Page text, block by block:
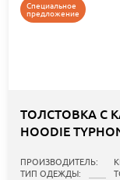
Специальное
предложение
ТОЛСТОВКА С
HOODIE
ПРОИЗВОДИТЕЛЬ:
ТИП ОДЕЖДЫ: